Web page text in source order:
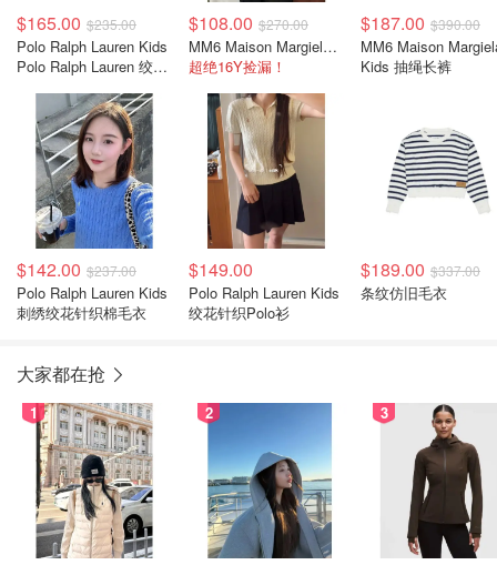
$165.00 $235.00
Polo Ralph Lauren Kids
Polo Ralph Lauren 绞花
$108.00 $270.00
MM6 Maison Margiela 长袖卫衣
超绝16Y捡漏！
$187.00 $390.00
MM6 Maison
Kids 抽绳长裤
$142.00 $237.00
Polo Ralph Lauren Kids
刺绣绞花针织棉毛衣
$149.00
Polo Ralph Lauren Kids
绞花针织Polo衫
$189.00 $337.00
条纹仿旧毛衣
大家都在抢
1 2 3